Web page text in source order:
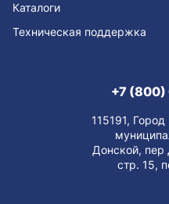
Каталоги
Техническая поддержка
+7
115191,
Донской, пер
стр. 15,